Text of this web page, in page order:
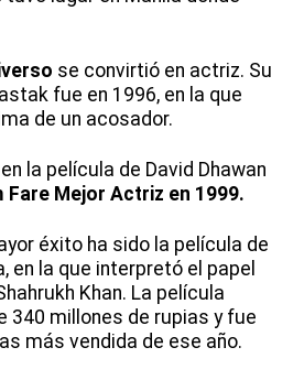
se convirtió en actriz. Su
fue en 1996, en la que
de un acosador.
la película de David Dhawan
Fare Mejor Actriz en 1999.
éxito ha sido la película de
en la que interpretó el papel
Khan. La película
340 millones de rupias y fue
más vendida de ese año.